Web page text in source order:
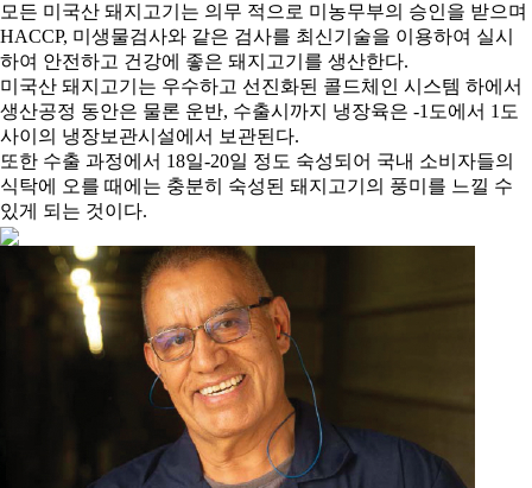
모든 미국산 돼지고기는 의무 적으로 미농무부의 승인을 받으며
HACCP, 미생물검사와 같은 검사를 최신기술을 이용하여 실시
하여 안전하고 건강에 좋은 돼지고기를 생산한다.
미국산 돼지고기는 우수하고 선진화된 콜드체인 시스템 하에서
생산공정 동안은 물론 운반, 수출시까지 냉장육은 -1도에서 1도
사이의 냉장보관시설에서 보관된다.
또한 수출 과정에서 18일-20일 정도 숙성되어 국내 소비자들의
식탁에 오를 때에는 충분히 숙성된 돼지고기의 풍미를 느낄 수
있게 되는 것이다.